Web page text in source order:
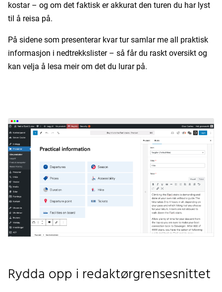
kostar – og om det faktisk er akkurat den turen du har lyst
til å reisa på.
På sidene som presenterar kvar tur samlar me all praktisk
informasjon i nedtrekkslister – så får du raskt oversikt og
kan velja å lesa meir om det du lurar på.
Rydda opp i redaktørgrensesnittet